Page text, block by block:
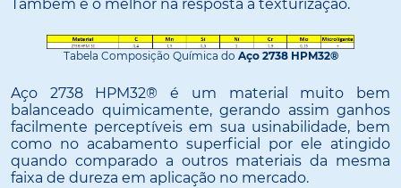
Também é o melhor na resposta à texturização.
Tabela Composição Química do Aço 2738 HPM32®
Aço 2738 HPM32® é um material muito bem
balanceado quimicamente, gerando assim ganhos
facilmente perceptíveis em sua usinabilidade, bem
como no acabamento superficial por ele atingido
quando comparado a outros materiais da mesma
faixa de dureza em aplicação no mercado.